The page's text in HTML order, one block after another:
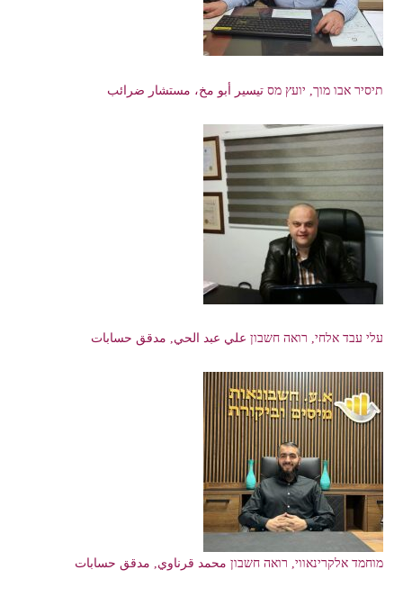
תיסיר אבו מוך, יועץ מס تيسير أبو مخ، مستشار ضرائب
עלי עבד אלחי, רואה חשבון علي عبد الحي, مدقق حسابات
מוחמד אלקרינאווי, רואה חשבון محمد قرناوي, مدقق حسابات